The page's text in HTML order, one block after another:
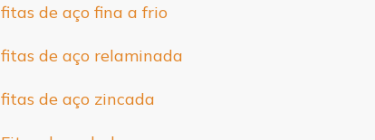
fitas de aço fina a frio
fitas de aço relaminada
fitas de aço zincada